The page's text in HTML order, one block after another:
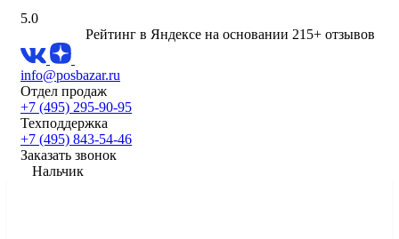
5.0
Рейтинг в Яндексе на основании 215+ отзывов
info@posbazar.ru
Отдел продаж
+7 (495) 295-90-95
Техподдержка
+7 (495) 843-54-46
Заказать звонок
Нальчик